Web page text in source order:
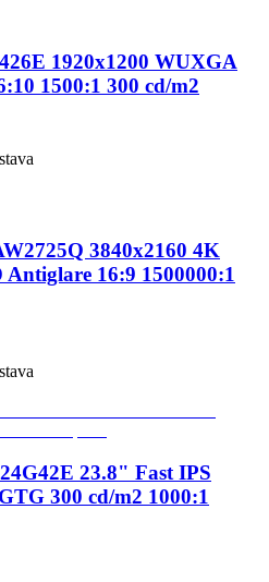
1920x1200 WUXGA
1500:1 300 cd/m2
3840x2160 4K
16:9 1500000:1
23.8" Fast IPS
300 cd/m2 1000:1